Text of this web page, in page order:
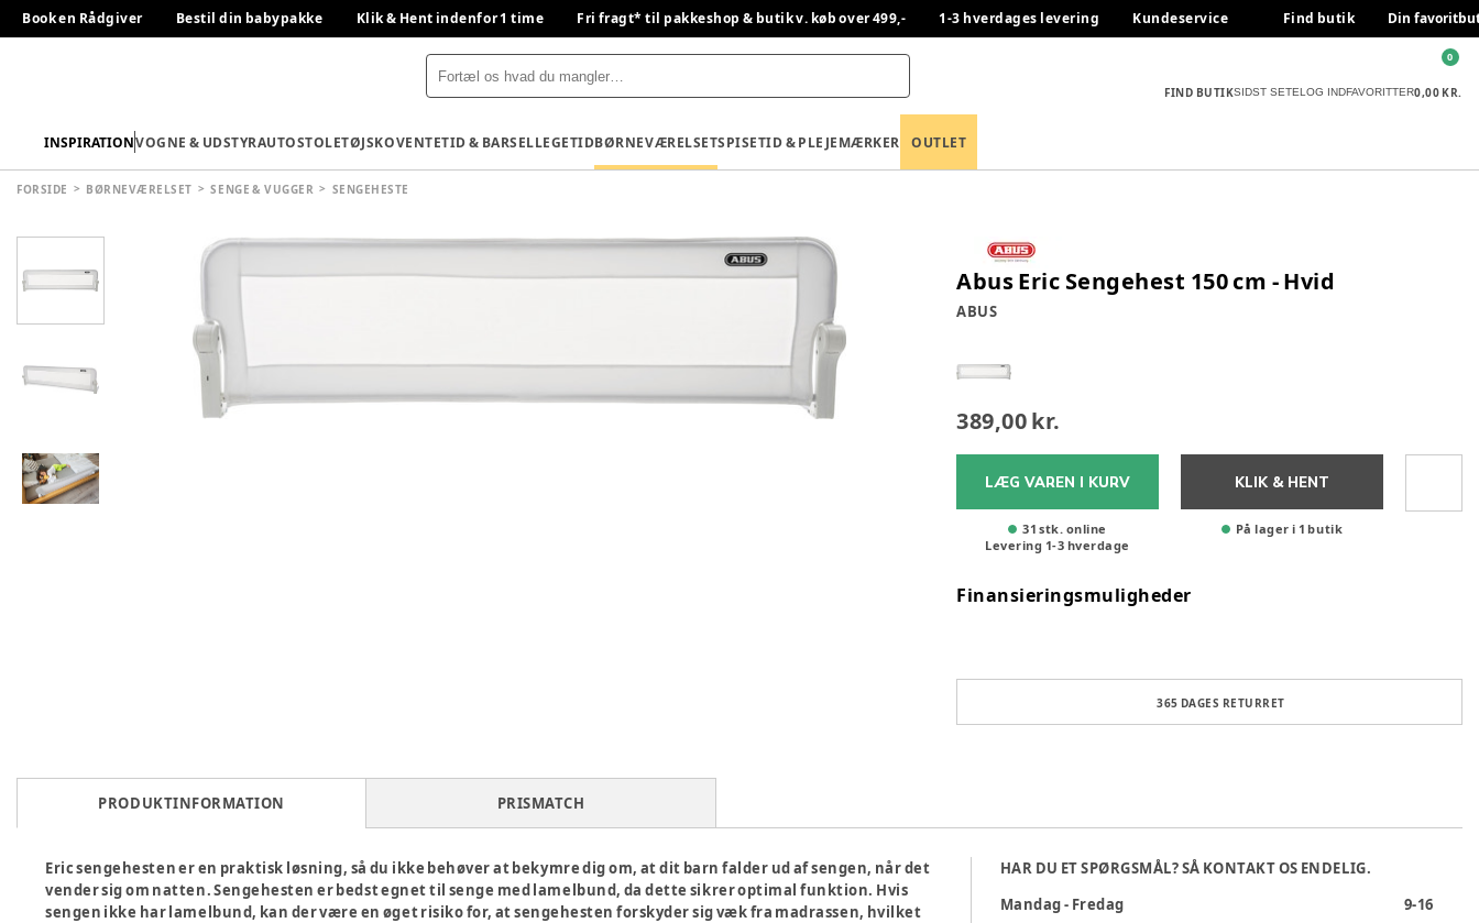
Book en Rådgiver Bestil din babypakke Klik & Hent indenfor 1 time Fri fragt* til pakkeshop & butik v. køb over 499,- 1-3 hverdages levering Kundeservice Find butik Din
FIND BUTIKSIDST SETELOG INDFAVORITTER0,00 KR.
0
INSPIRATIONVOGNE & UDSTYRAUTOSTOLETØJSKOVENTETID & BARSELLEGETIDBØRNEVÆRELSETSPISETID & PLEJEMÆRKER OUTLET
FORSIDE BØRNEVÆRELSET SENGE & VUGGER SENGEHESTE
Abus Eric Sengehest 150 cm - Hvid
ABUS
389,00 kr.
LÆG VAREN I KURV
31 stk. online
Levering 1-3 hverdage
KLIK & HENT
På lager i 1 butik
Finansieringsmuligheder
365 DAGES RETURRET
PRODUKTINFORMATION PRISMATCH
Eric sengehesten er en praktisk løsning, så du ikke behøver at bekymre dig om, at dit barn falder ud af sengen, når det
vender sig om natten. Sengehesten er bedst egnet til senge med lamelbund, da dette sikrer optimal funktion. Hvis
sengen ikke har lamelbund, kan der være en øget risiko for, at sengehesten forskyder sig væk fra madrassen, hvilket
HAR DU ET SPØRGSMÅL? SÅ KONTAKT OS ENDELIG.
Mandag - Fredag
9-16